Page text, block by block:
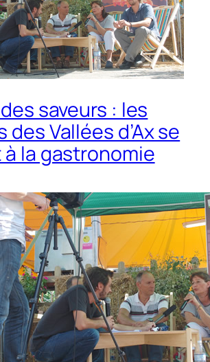
saveurs : les
Vallées d’Ax se
la gastronomie